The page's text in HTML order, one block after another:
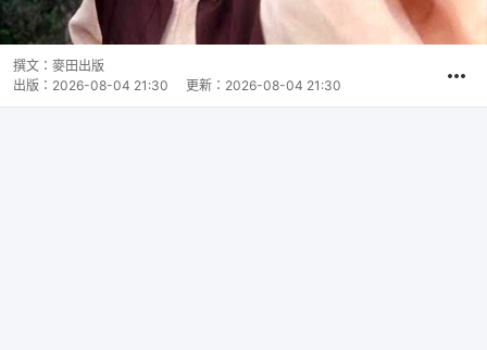
撰文： 麥田出版
出版： 2026-08-04 21:30 更新： 2026-08-04 21:30